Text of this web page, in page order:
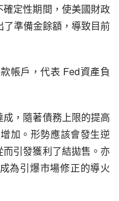
定性期間，使美國財政
了準備金餘額，導致目前
帳戶，代表 Fed資產負
，隨著債務上限的提高
加。形勢應該會發生逆
引發獲利了結拋售。亦
為引爆市場修正的導火